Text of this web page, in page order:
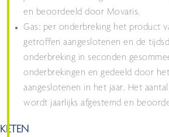
en beoordeeld door Movaris.
Gas: per onderbreking het product
getroffen aangeslotenen en de
onderbreking in seconden
onderbrekingen en gedeeld door
aangeslotenen in het jaar. Het
wordt jaarlijks afgestemd en
KETEN